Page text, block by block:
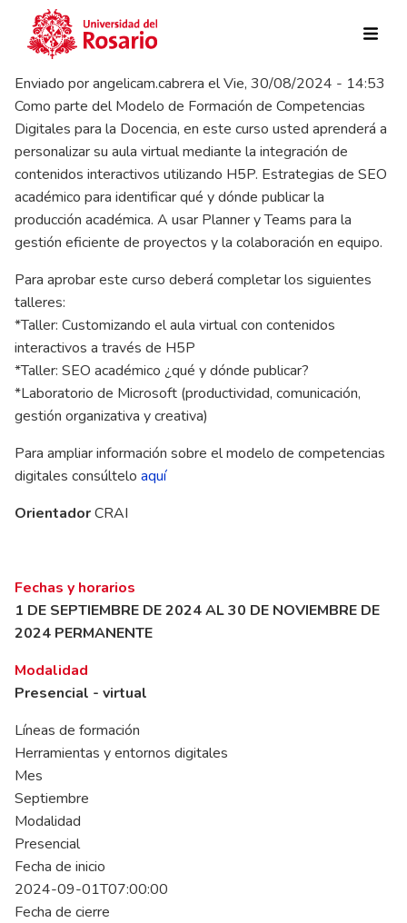
Pasar al contenido principal
Enviado porangelicam.cabrera elVie, 30/08/2024 - 14:53
Como parte del Modelo de Formación de Competencias
Digitales para la Docencia, en este curso usted aprenderá a
personalizar su aula virtual mediante la integración de
contenidos interactivos utilizando H5P. Estrategias de SEO
académico para identificar qué y dónde publicar la
producción académica. A usar Planner y Teams para la
gestión eficiente de proyectos y la colaboración en equipo.
Para aprobar este curso deberá completar los siguientes
talleres:
*Taller: Customizando el aula virtual con contenidos
interactivos a través de H5P
*Taller: SEO académico ¿qué y dónde publicar?
*Laboratorio de Microsoft (productividad, comunicación,
gestión organizativa y creativa)
Para ampliar información sobre el modelo de competencias
digitales consúltelo aquí
OrientadorCRAI
Fechas y horarios
1 DE SEPTIEMBRE DE 2024 AL 30 DE NOVIEMBRE DE
2024 PERMANENTE
Modalidad
Presencial - virtual
Líneas de formación
Herramientas y entornos digitales
Mes
Septiembre
Modalidad
Presencial
Fecha de inicio
2024-09-01T07:00:00
Fecha de cierre